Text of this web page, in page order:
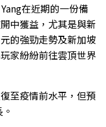
在近期的一份備
中獲益，尤其是與新
的強勁走勢及新加坡
家紛紛前往雲頂世界
至疫情前水平，但預